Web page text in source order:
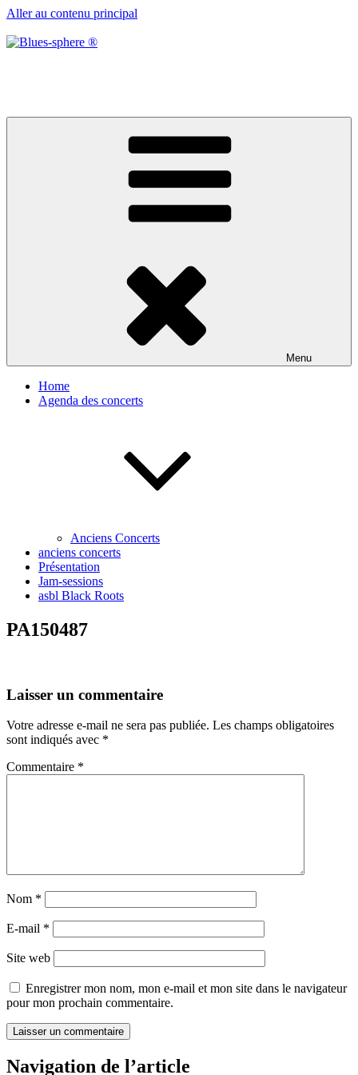
Aller au contenu principal
Menu
Home
Agenda des concerts
Anciens Concerts
anciens concerts
Présentation
Jam-sessions
asbl Black Roots
PA150487
Laisser un commentaire
Votre adresse e-mail ne sera pas publiée. Les champs obligatoires
sont indiqués avec *
Commentaire *
Nom *
E-mail *
Site web
Enregistrer mon nom, mon e-mail et mon site dans le navigateur
pour mon prochain commentaire.
Navigation de l’article